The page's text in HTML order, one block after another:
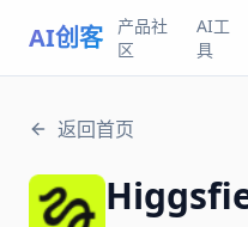
AI创客
产品社
区
AI工
具
返回首页